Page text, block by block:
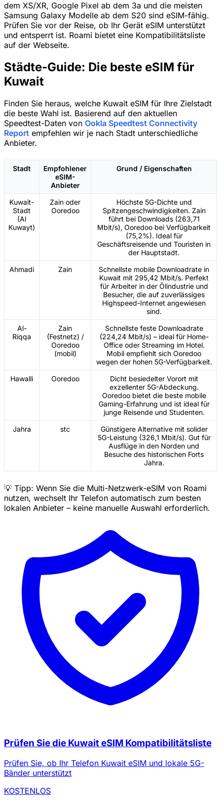
dem XS/XR, Google Pixel ab dem 3a und die meisten
Samsung Galaxy Modelle ab dem S20 sind eSIM-fähig.
Prüfen Sie vor der Reise, ob Ihr Gerät eSIM unterstützt
und entsperrt ist. Roami bietet eine Kompatibilitätsliste
auf der Webseite.
Städte-Guide: Die beste eSIM für
Kuwait
Finden Sie heraus, welche Kuwait eSIM für Ihre Zielstadt
die beste Wahl ist. Basierend auf den aktuellen
Speedtest-Daten von Ookla Speedtest Connectivity
Report empfehlen wir je nach Stadt unterschiedliche
Anbieter.
Stadt
Empfohlener
eSIM-
Anbieter
Grund / Eigenschaften
Kuwait-
Stadt
(Al
Kuwayt)
Zain oder
Ooredoo
Höchste 5G-Dichte und
Spitzengeschwindigkeiten. Zain
führt bei Downloads (263,71
Mbit/s), Ooredoo bei Verfügbarkeit
(75,2%). Ideal für
Geschäftsreisende und Touristen in
der Hauptstadt.
Ahmadi
Zain
Schnellste mobile Downloadrate in
Kuwait mit 295,42 Mbit/s. Perfekt
für Arbeiter in der Ölindustrie und
Besucher, die auf zuverlässiges
Highspeed-Internet angewiesen
sind.
Al-
Riqqa
Zain
(Festnetz) /
Ooredoo
(mobil)
Schnellste feste Downloadrate
(224,24 Mbit/s) – ideal für Home-
Office oder Streaming im Hotel.
Mobil empfiehlt sich Ooredoo
wegen der hohen 5G-Verfügbarkeit.
Hawalli
Ooredoo
Dicht besiedelter Vorort mit
exzellenter 5G-Abdeckung.
Ooredoo bietet die beste mobile
Gaming-Erfahrung und ist ideal für
junge Reisende und Studenten.
Jahra
stc
Günstigere Alternative mit solider
5G-Leistung (326,1 Mbit/s). Gut für
Ausflüge in den Norden und
Besuche des historischen Forts
Jahra.
💡 Tipp: Wenn Sie die Multi-Netzwerk-eSIM von Roami
nutzen, wechselt Ihr Telefon automatisch zum besten
lokalen Anbieter – keine manuelle Auswahl erforderlich.
Prüfen Sie die Kuwait eSIM Kompatibilitätsliste
Prüfen Sie, ob Ihr Telefon Kuwait eSIM und lokale 5G-
Bänder unterstützt
KOSTENLOS